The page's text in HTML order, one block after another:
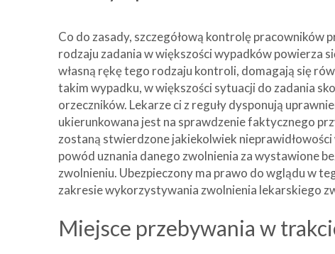
Co do zasady, szczegółową kontrolę pracowników
rodzaju zadania w większości wypadków powierza
własną rękę tego rodzaju kontroli, domagają się
takim wypadku, w większości sytuacji do zadania
orzeczników. Lekarze ci z reguły dysponują
ukierunkowana jest na sprawdzenie faktycznego
zostaną stwierdzone jakiekolwiek
powód uznania danego zwolnienia za wystawione
zwolnieniu. Ubezpieczony ma prawo do wglądu w
zakresie wykorzystywania zwolnienia lekarskiego
Miejsce przebywania w